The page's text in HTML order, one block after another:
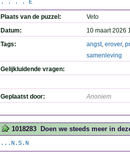
. . . . E
Plaats van de puzzel:
Veto
Datum:
10 maart 2026
Tags:
angst, erover,
samenleving
Gelijkluidende vragen:
Geplaatst door: Anoniem
1018283 Doen we steeds meer in
...N.S.N